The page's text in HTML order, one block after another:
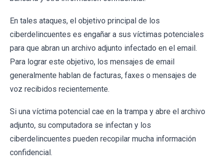
En tales ataques, el objetivo principal de los
ciberdelincuentes es engañar a sus víctimas potenciales
para que abran un archivo adjunto infectado en el email.
Para lograr este objetivo, los mensajes de email
generalmente hablan de facturas, faxes o mensajes de
voz recibidos recientemente.
Si una víctima potencial cae en la trampa y abre el archivo
adjunto, su computadora se infectan y los
ciberdelincuentes pueden recopilar mucha información
confidencial.